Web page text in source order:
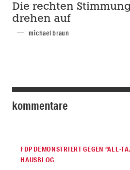
Die rechten
drehen auf
michael braun
kommentare
FDP DEMONSTRIERT GEGEN “ALL-
HAUSBLOG